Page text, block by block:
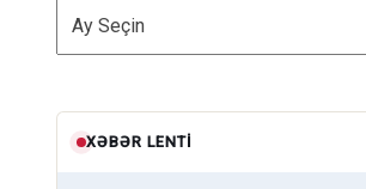
ARXİV
XƏBƏR LENTI